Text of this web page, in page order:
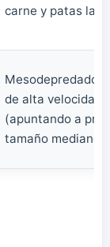
carne y patas
Mesodepredador/
de alta velocidad
(apuntando a
tamaño mediano)